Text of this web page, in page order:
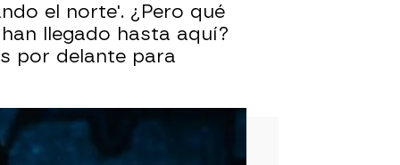
el norte'. ¿Pero qué
llegado hasta aquí?
por delante para